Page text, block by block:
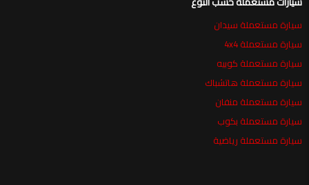
سيارة مستعملة سيدان
سيارة مستعملة 4x4
سيارة مستعملة كوبيه
سيارة مستعملة هاتشباك
سيارة مستعملة منفان
سيارة مستعملة بكوب
سيارة مستعملة رياضية